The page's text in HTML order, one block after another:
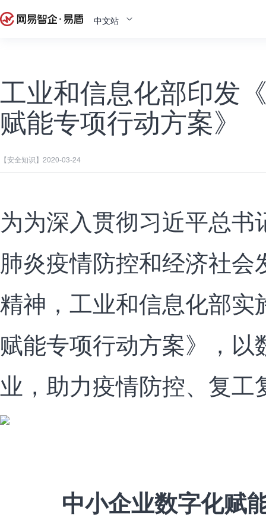
中文站
工业和信息化部印发
赋能专项行动方案》
【安全知识】 2020-03-24
为为深入贯彻习近平总书
肺炎疫情防控和经济社会
精神，工业和信息化部实
赋能专项行动方案》，以
业，助力疫情防控、复工
中小企业数字化赋